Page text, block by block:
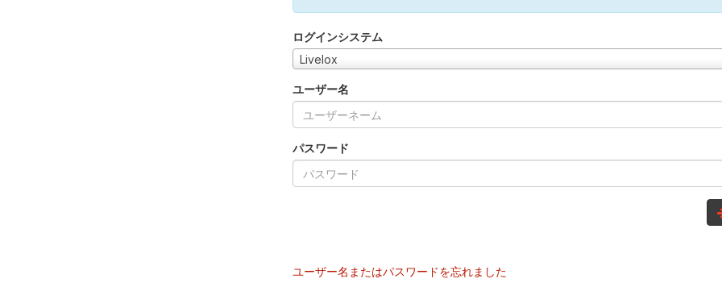
ログインシステム
Livelox
ユーザー名
パスワード
ユーザー名またはパスワードを忘れました